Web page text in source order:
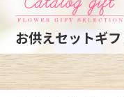
お供えセットギフ